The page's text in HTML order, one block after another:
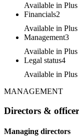
Available in
Financials2
Available in
Management3
Available in
Legal status4
Available in
MANAGEMENT
Directors &
Managing directors